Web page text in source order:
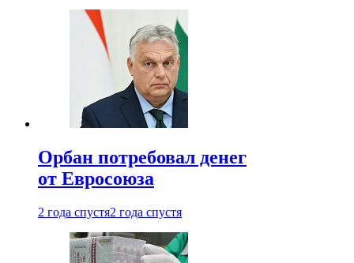
Орбан потребовал денег
от Евросоюза
2 года спустя2 года спустя